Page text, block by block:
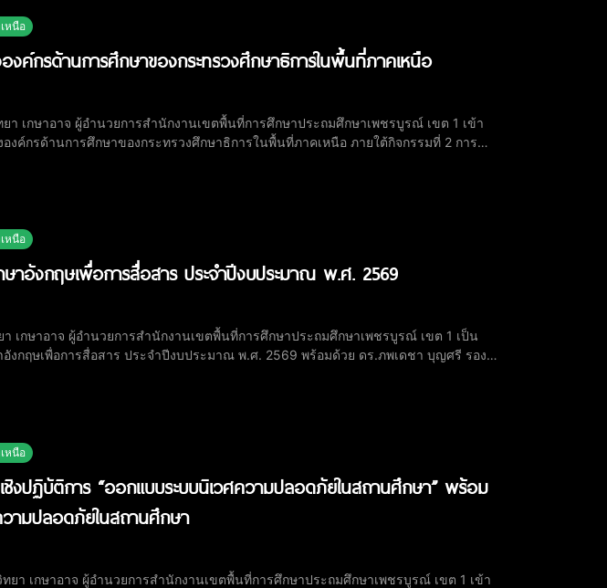
หนือ
งค์กรด้านการศึกษาของกระทรวงศึกษาธิการในพื้นที่ภาคเหนือ
เกษาอาจ ผู้อำนวยการสำนักงานเขตพื้นที่การศึกษาประถมศึกษาเพชรบูรณ์ เขต 1 เข้า
งค์กรด้านการศึกษาของกระทรวงศึกษาธิการในพื้นที่ภาคเหนือ ภายใต้กิจกรรมที่ 2 การ
หนือ
ษาอังกฤษเพื่อการสื่อสาร ประจำปีงบประมาณ พ.ศ. 2569
เกษาอาจ ผู้อำนวยการสำนักงานเขตพื้นที่การศึกษาประถมศึกษาเพชรบูรณ์ เขต 1 เป็น
งกฤษเพื่อการสื่อสาร ประจำปีงบประมาณ พ.ศ. 2569 พร้อมด้วย ดร.ภพเดชา บุญศรี รอง
หนือ
ชิงปฏิบัติการ “ออกแบบระบบนิเวศความปลอดภัยในสถานศึกษา” พร้อม
ามปลอดภัยในสถานศึกษา
า เกษาอาจ ผู้อำนวยการสำนักงานเขตพื้นที่การศึกษาประถมศึกษาเพชรบูรณ์ เขต 1 เข้า